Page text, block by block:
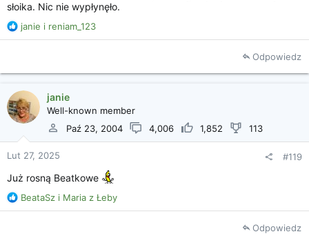
słoika. Nic nie wypłynęło.
R
e
c
e
:
janie i reniam_123
Odpowiedz
janie
Well-known member
Paź 23, 2004
4,006 1,852 113
Lut 27, 2025 #119
Już rosną Beatkowe
R
e
BeataSz i Maria z Łeby
Odpowiedz